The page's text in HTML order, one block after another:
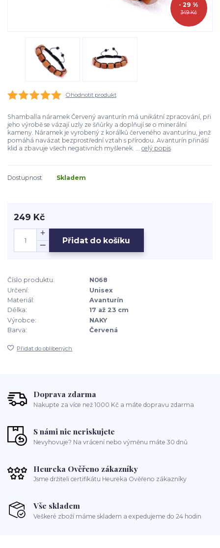
349 Kč
- 29 %
Ohodnotit produkt
Shamballa náramek Červený avanturín má unikátní zpracování, při
jeho výrobě se vázají uzly ze šňůrky a doplňují se o minerální
kameny. Náramek je vyrobený z korálků červeného avanturínu, jenž
pomáhá navázat bezprostřední vztah s přírodou. Avanturín přináší
klid a zbavuje všech negativních myšlenek. ... celý popis
Dostupnost Skladem
249 Kč
Přidat do košíku
Číslo produktu:
N068
Určení:
Unisex
Materiál:
Avanturín
Délka:
17 až 23 cm
Výrobce:
NAKY
Barva:
Červená
Přidat do oblíbených
Doprava zdarma
Nakupte za více než 1000 Kč a máte dopravu zdarma
S námi nic neriskujete
Nevyhovuje? Na vrácení nebo výměnu máte 30 dnů
Heureka Ověřeno zákazníky
Jsme držiteli certifikátu Heureka Ověřeno zákazníky
Vše skladem
Veškeré zboží máme skladem a expedujeme do 24 hodin